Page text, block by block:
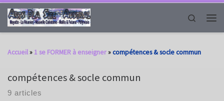
Passer au contenu
Search
Accueil» 1 se FORMER à enseigner»compétences & socle commun
compétences & socle commun
9 articles